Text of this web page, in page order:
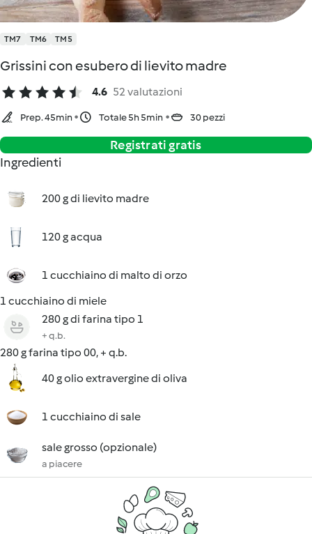
TM7 TM6 TM5
Grissini con esubero di lievito madre
4.6 52 valutazioni
Prep. 45min Totale 5h 5min 30 pezzi
Registrati gratis
Ingredienti
200 g di lievito madre
120 g acqua
1 cucchiaino di malto di orzo
1 cucchiaino di miele
280 g di farina tipo 1
+ q.b.
280 g farina tipo 00, + q.b.
40 g olio extravergine di oliva
1 cucchiaino di sale
sale grosso (opzionale)
a piacere